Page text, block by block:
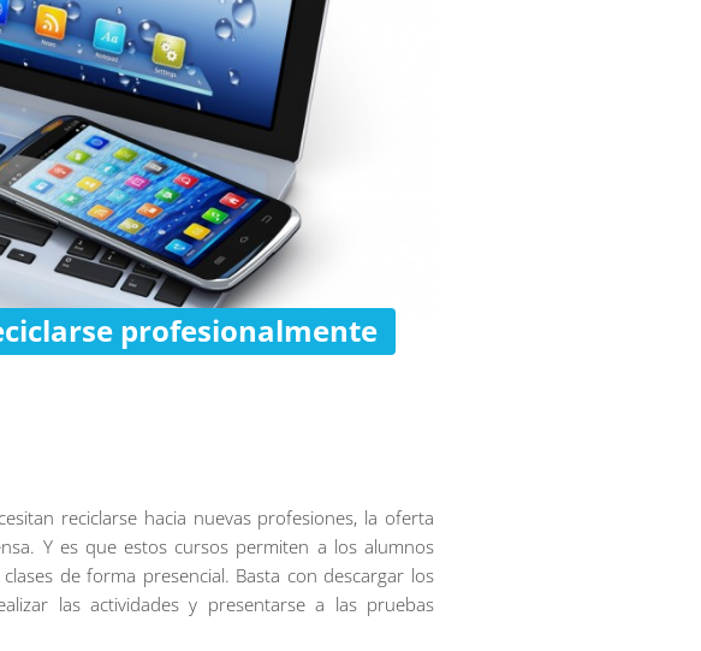
profesionalmente
reciclarse hacia nuevas profesiones, la oferta
Y es que estos cursos permiten a los alumnos
de forma presencial. Basta con descargar los
las actividades y presentarse a las pruebas